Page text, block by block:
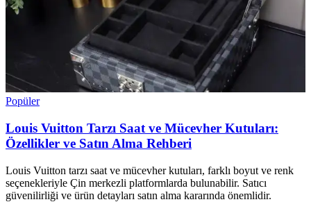
Popüler
Louis Vuitton Tarzı Saat ve Mücevher Kutuları:
Özellikler ve Satın Alma Rehberi
Louis Vuitton tarzı saat ve mücevher kutuları, farklı boyut ve renk
seçenekleriyle Çin merkezli platformlarda bulunabilir. Satıcı
güvenilirliği ve ürün detayları satın alma kararında önemlidir.